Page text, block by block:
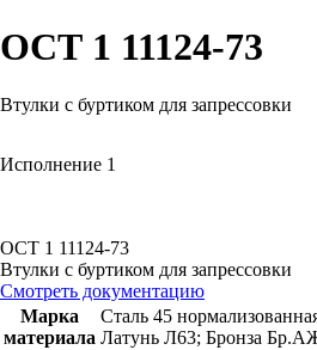
ОСТ 1 11124-73
Втулки с буртиком для запрессовки
Исполнение 1
ОСТ 1 11124-73
Втулки с буртиком для запрессовки
Смотреть документацию
Марка
материала
Сталь 45
Латунь Л63; Бронза